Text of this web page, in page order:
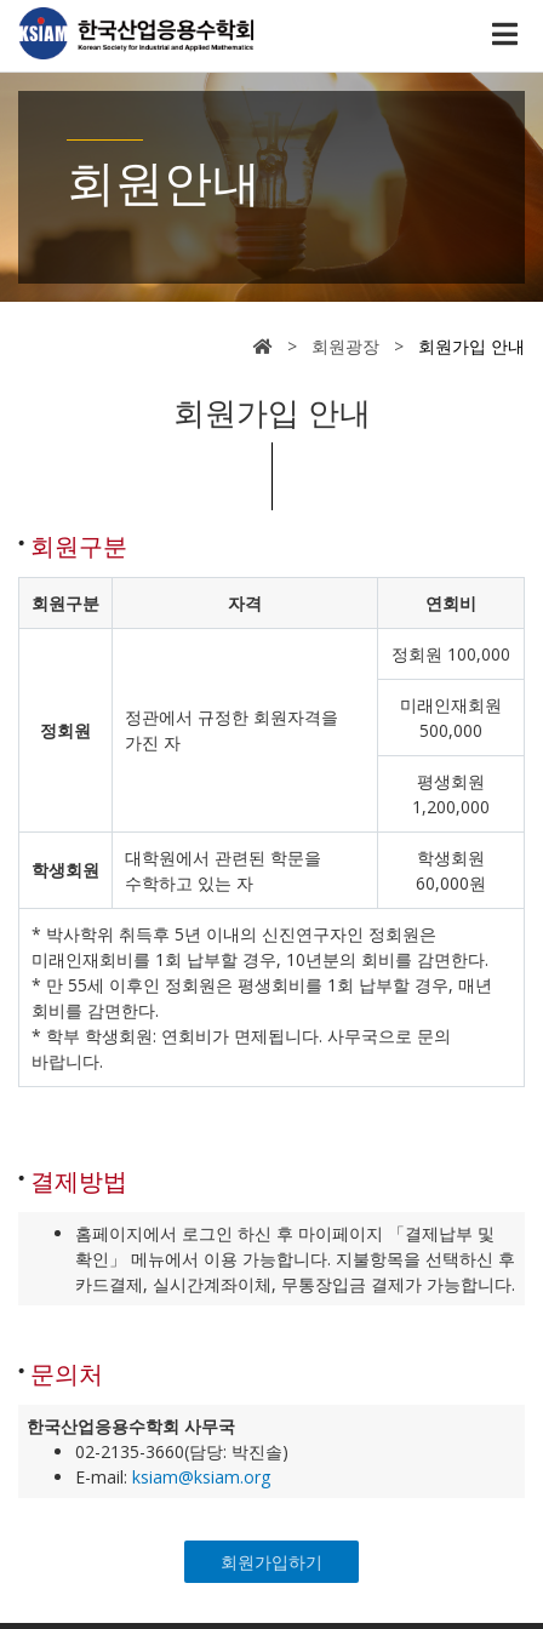
회원안내
> 회원광장 > 회원가입 안내
회원가입 안내
회원구분
회원구분 자격 연회비
정회원
정관에서 규정한 회원자격을
가진 자
정회원 100,000
미래인재회원
500,000
평생회원
1,200,000
학생회원
대학원에서 관련된 학문을
수학하고 있는 자
학생회원
60,000원
* 박사학위 취득후 5년 이내의 신진연구자인 정회원은
미래인재회비를 1회 납부할 경우, 10년분의 회비를 감면한다.
* 만 55세 이후인 정회원은 평생회비를 1회 납부할 경우, 매년
회비를 감면한다.
* 학부 학생회원: 연회비가 면제됩니다. 사무국으로 문의
바랍니다.
결제방법
홈페이지에서 로그인 하신 후 마이페이지 「결제납부 및
확인」 메뉴에서 이용 가능합니다. 지불항목을 선택하신 후
카드결제, 실시간계좌이체, 무통장입금 결제가 가능합니다.
문의처
한국산업응용수학회 사무국
02-2135-3660(담당: 박진솔)
E-mail: ksiam@ksiam.org
회원가입하기